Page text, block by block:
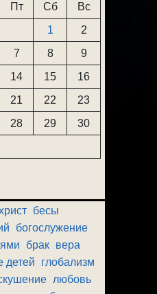
Пт Сб
Вс
1
2
7 8
9
14 15
16
21 22
23
28 29
30
бесы
богослужение
брак вера
детей
глобализм
любовь